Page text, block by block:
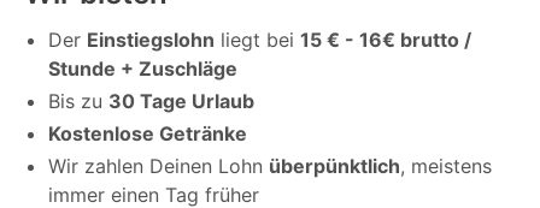
Der Einstiegslohn liegt bei 15 € - 16€ brutto /
Stunde + Zuschläge
Bis zu 30 Tage Urlaub
Kostenlose Getränke
Wir zahlen Deinen Lohn überpünktlich, meistens
immer einen Tag früher